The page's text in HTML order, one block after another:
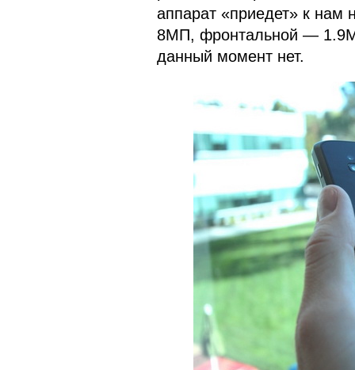
аппарат «приедет» к
8МП, фронтальной —
данный момент нет.